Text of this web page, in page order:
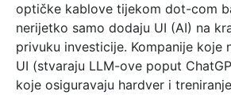
optičke kablove tijekom dot-com
nerijetko samo dodaju UI (AI) na
privuku investicije. Kompanije koje
UI (stvaraju LLM-ove poput
koje osiguravaju hardver i